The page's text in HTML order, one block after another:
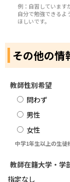
例：自習しています
自分で勉強できるよ
ほしいです。
その他の情
教師性別希望
問わず
男性
女性
中学1年生以上の生徒
教師在籍大学・学
指定なし